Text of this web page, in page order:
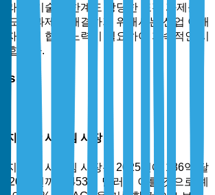
라 및 기술적 한계도 상당한 도전 과제를
도전 과제를 해결하기 위해서는 산업 이해
자 간의 협력 노력이 필요하여 지속적인 시
합니다.
지 저장 시스템 시장
지 저장 시스템 시장은 2025년에 186억 달
, 2035년까지 453억 달러에 이를 것으로 예